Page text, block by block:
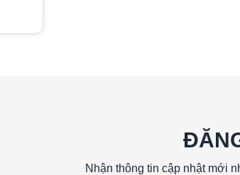
Nhận thông tin cập nhật mới